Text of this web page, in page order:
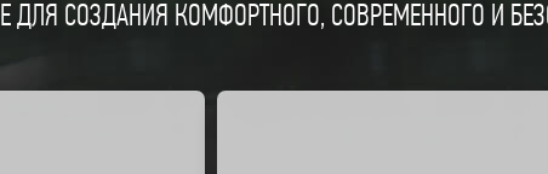
ДЛЯ СОЗДАНИЯ КОМФОРТНОГО, СОВРЕМЕННОГО И